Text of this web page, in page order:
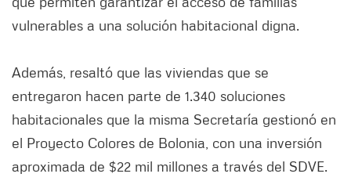
vulnerables a una solución habitacional digna.
Además, resaltó que las viviendas que se
entregaron hacen parte de 1.340 soluciones
habitacionales que la misma Secretaría gestionó en
el Proyecto Colores de Bolonia, con una inversión
aproximada de $22 mil millones a través del SDVE.